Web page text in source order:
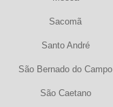
Sacomã
Santo André
São Bernado do Campo
São Caetano